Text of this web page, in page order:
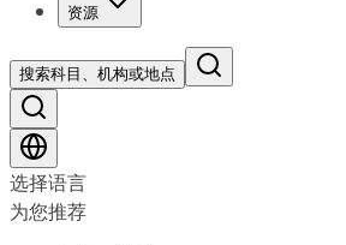
资源
搜索科目、机构或地点
选择语言
为您推荐